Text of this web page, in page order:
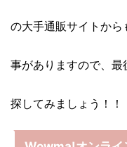
の大手通販サイトから
事がありますので、
探してみましょう！！